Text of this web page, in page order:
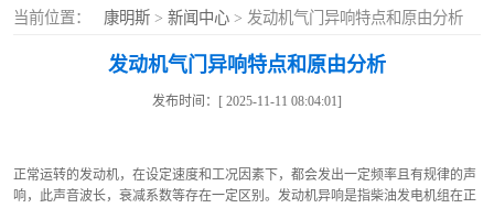
当前位置： 康明斯 > 新闻中心 > 发动机气门异响特点和原由分析
发动机气门异响特点和原由分析
发布时间：[ 2025-11-11 08:04:01]
正常运转的发动机，在设定速度和工况因素下，都会发出一定频率且有规律的声
响，此声音波长，衰减系数等存在一定区别。发动机异响是指柴油发电机组在正